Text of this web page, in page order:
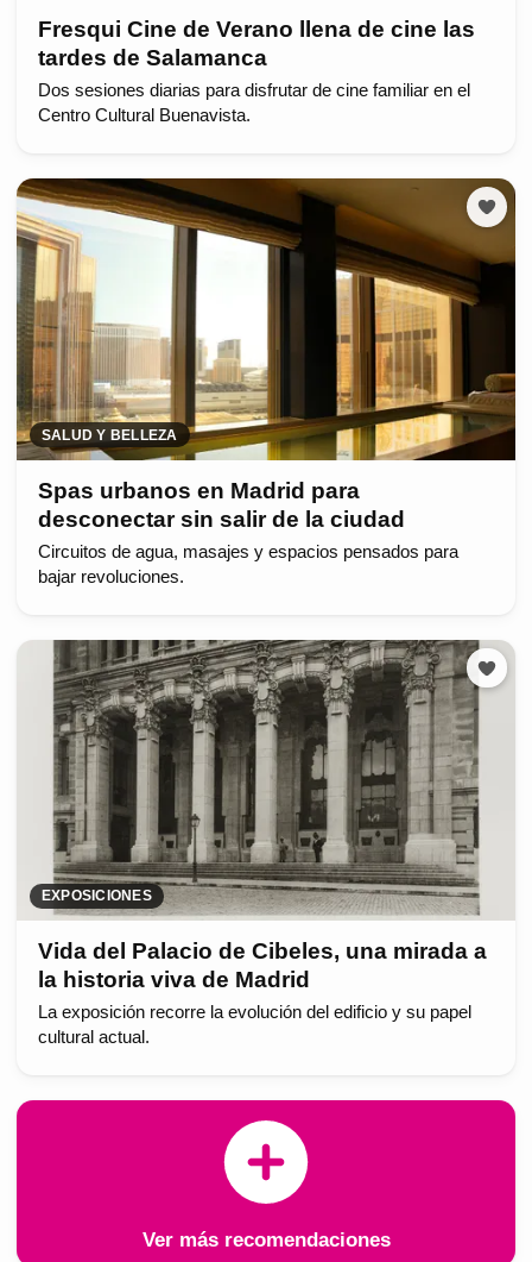
Fresqui Cine de Verano llena de cine las
tardes de Salamanca
Dos sesiones diarias para disfrutar de cine familiar en el
Centro Cultural Buenavista.
SALUD Y BELLEZA
Spas urbanos en Madrid para
desconectar sin salir de la ciudad
Circuitos de agua, masajes y espacios pensados para
bajar revoluciones.
EXPOSICIONES
Vida del Palacio de Cibeles, una mirada a
la historia viva de Madrid
La exposición recorre la evolución del edificio y su papel
cultural actual.
Ver más recomendaciones